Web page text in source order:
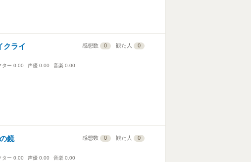
クライ 感想数 0 観た人 0
ター 0.00 声優 0.00 音楽 0.00
鏡 感想数 0 観た人 0
ター 0.00 声優 0.00 音楽 0.00